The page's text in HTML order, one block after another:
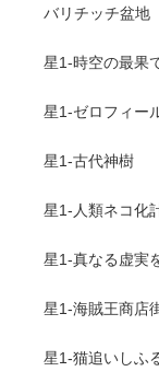
バリチッチ盆地
星1-時空の最果
星1-ゼロフィー
星1-古代神樹
星1-人類ネコ化
星1-真なる虚実
星1-海賊王商店
星1-猫追いしふ